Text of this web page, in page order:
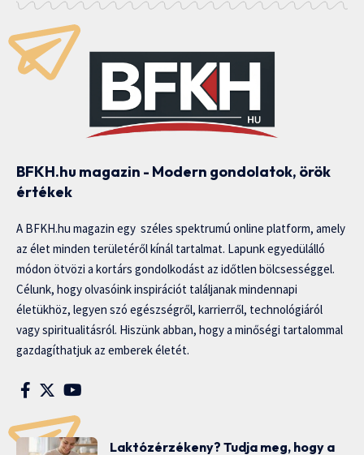
BFKH.hu magazin - Modern gondolatok, örök
értékek
A BFKH.hu magazin egy széles spektrumú online platform, amely
az élet minden területéről kínál tartalmat. Lapunk egyedülálló
módon ötvözi a kortárs gondolkodást az időtlen bölcsességgel.
Célunk, hogy olvasóink inspirációt találjanak mindennapi
életükhöz, legyen szó egészségről, karrierről, technológiáról
vagy spiritualitásról. Hiszünk abban, hogy a minőségi tartalommal
gazdagíthatjuk az emberek életét.
Laktózérzékeny? Tudja meg, hogy a